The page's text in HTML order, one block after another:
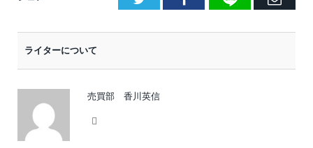
ライターについて
売買部 香川英信